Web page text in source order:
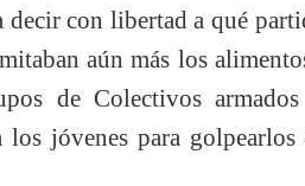
con libertad a qué
aún más los
de Colectivos
los jóvenes para